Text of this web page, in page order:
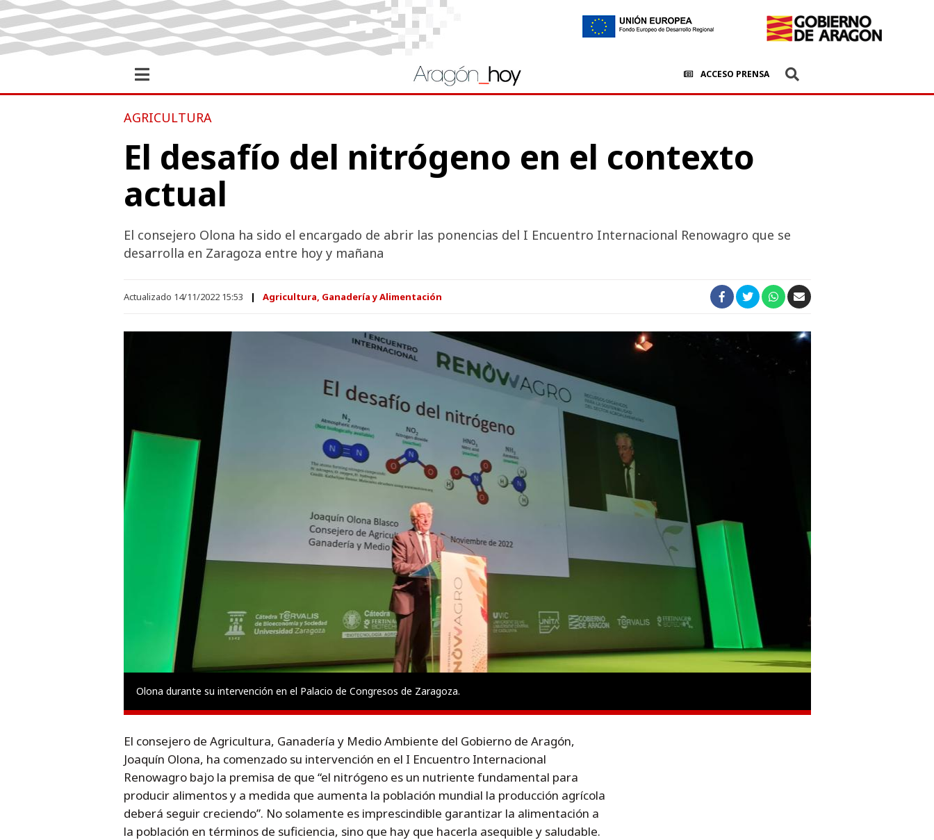
ACCESO PRENSA
AGRICULTURA
El desafío del nitrógeno en el contexto
actual
El consejero Olona ha sido el encargado de abrir las ponencias del I Encuentro Internacional Renowagro que se
desarrolla en Zaragoza entre hoy y mañana
Actualizado 14/11/2022 15:53 Agricultura, Ganadería y Alimentación
Olona durante su intervención en el Palacio de Congresos de Zaragoza.
El consejero de Agricultura, Ganadería y Medio Ambiente del Gobierno de Aragón,
Joaquín Olona, ha comenzado su intervención en el I Encuentro Internacional
Renowagro bajo la premisa de que “el nitrógeno es un nutriente fundamental para
producir alimentos y a medida que aumenta la población mundial la producción agrícola
deberá seguir creciendo”. No solamente es imprescindible garantizar la alimentación a
la población en términos de suficiencia, sino que hay que hacerla asequible y saludable.